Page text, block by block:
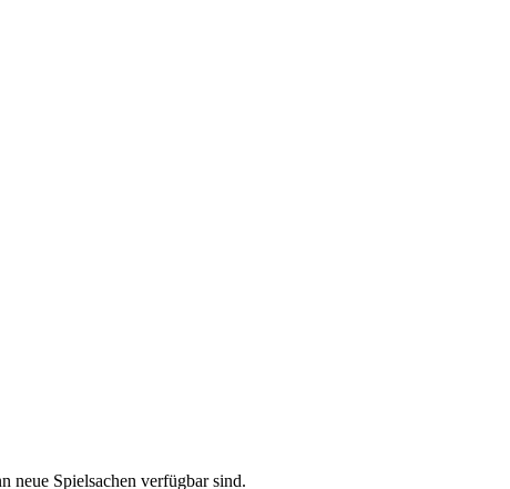
Spielsachen verfügbar sind.